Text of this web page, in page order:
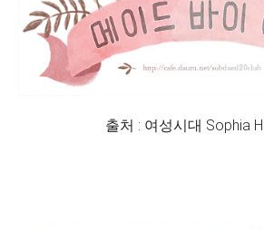
출처 : 여성시대 Sophia